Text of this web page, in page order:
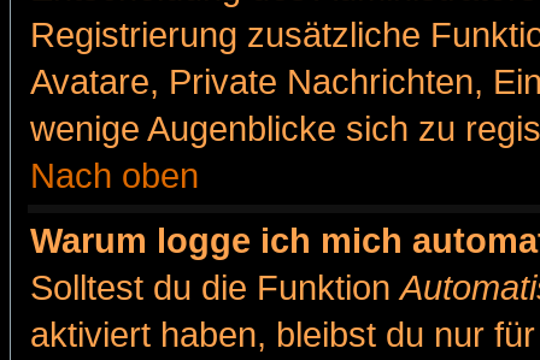
Registrierung zusätzliche
Avatare, Private Nachrichten,
wenige Augenblicke sich zu
Nach oben
Warum logge ich mich
Solltest du die Funktion
aktiviert haben, bleibst du nur